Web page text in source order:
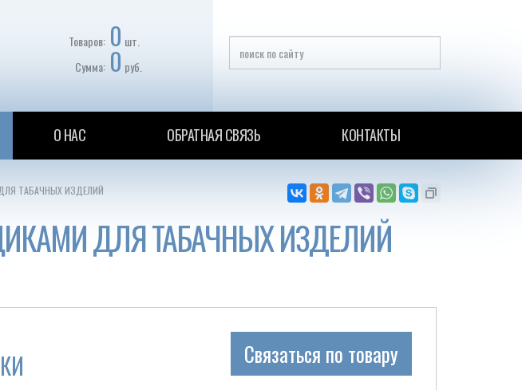
Товаров: 0 шт.
Сумма: 0 руб.
О НАС ОБРАТНАЯ СВЯЗЬ КОНТАКТЫ
ТАБАЧНЫХ ИЗДЕЛИЙ
ДЛЯ ТАБАЧНЫХ ИЗДЕЛИЙ
Связаться по товару